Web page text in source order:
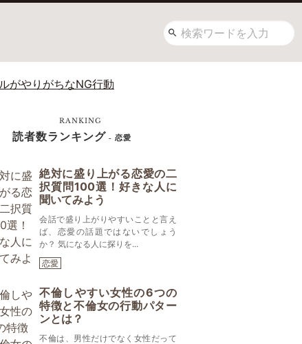
がやりがちなNG行動
RANKING
読者数ランキング - 恋愛
絶対に盛り上がる恋愛の二
択質問100選！好きな人に
聞いてみよう
会話で盛り上がりやすいことと言え
ば、恋愛の話題ではないでしょう
か？ 気になる人に探りを...
恋愛
不倫しやすい女性の6つの
特徴と不倫女の行動パター
ンとは？
不倫は、男性だけでなく女性だって